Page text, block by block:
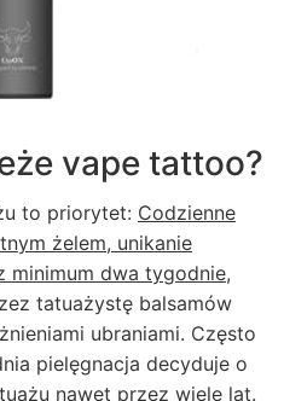
vape tattoo?
to priorytet: Codzienne
żelem, unikanie
minimum dwa tygodnie,
tatuażystę balsamów
ubraniami. Często
pielęgnacja decyduje o
nawet przez wiele lat.